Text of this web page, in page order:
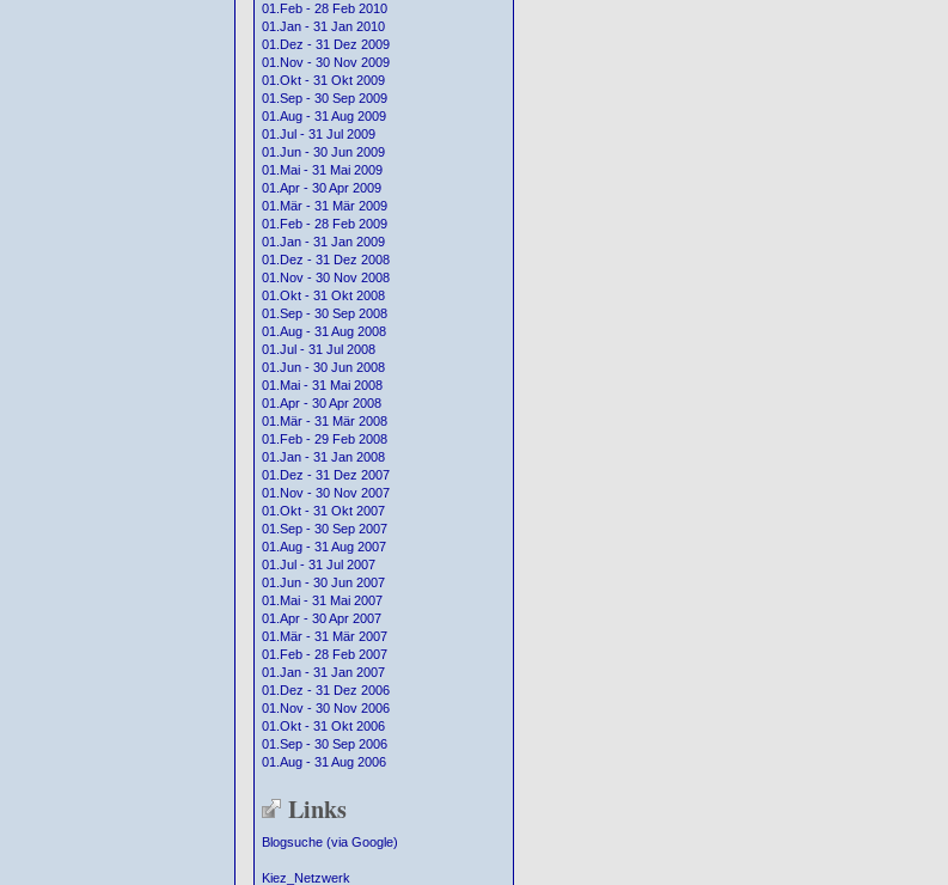
01.Feb - 28 Feb 2010
01.Jan - 31 Jan 2010
01.Dez - 31 Dez 2009
01.Nov - 30 Nov 2009
01.Okt - 31 Okt 2009
01.Sep - 30 Sep 2009
01.Aug - 31 Aug 2009
01.Jul - 31 Jul 2009
01.Jun - 30 Jun 2009
01.Mai - 31 Mai 2009
01.Apr - 30 Apr 2009
01.Mär - 31 Mär 2009
01.Feb - 28 Feb 2009
01.Jan - 31 Jan 2009
01.Dez - 31 Dez 2008
01.Nov - 30 Nov 2008
01.Okt - 31 Okt 2008
01.Sep - 30 Sep 2008
01.Aug - 31 Aug 2008
01.Jul - 31 Jul 2008
01.Jun - 30 Jun 2008
01.Mai - 31 Mai 2008
01.Apr - 30 Apr 2008
01.Mär - 31 Mär 2008
01.Feb - 29 Feb 2008
01.Jan - 31 Jan 2008
01.Dez - 31 Dez 2007
01.Nov - 30 Nov 2007
01.Okt - 31 Okt 2007
01.Sep - 30 Sep 2007
01.Aug - 31 Aug 2007
01.Jul - 31 Jul 2007
01.Jun - 30 Jun 2007
01.Mai - 31 Mai 2007
01.Apr - 30 Apr 2007
01.Mär - 31 Mär 2007
01.Feb - 28 Feb 2007
01.Jan - 31 Jan 2007
01.Dez - 31 Dez 2006
01.Nov - 30 Nov 2006
01.Okt - 31 Okt 2006
01.Sep - 30 Sep 2006
01.Aug - 31 Aug 2006
Links
Blogsuche (via Google)
Kiez_Netzwerk